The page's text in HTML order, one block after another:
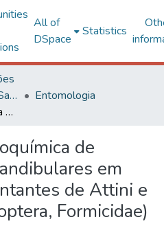
All of
DSpace
Statistics
Ciências Biológicas e da Saúde
Entomologia
Morfologia e histoquímica de glândulas intramandibulares em espécies representantes de Attini e Ponerini (Hymenoptera, Formicidae)
de
em
de Attini e
Formicidae)